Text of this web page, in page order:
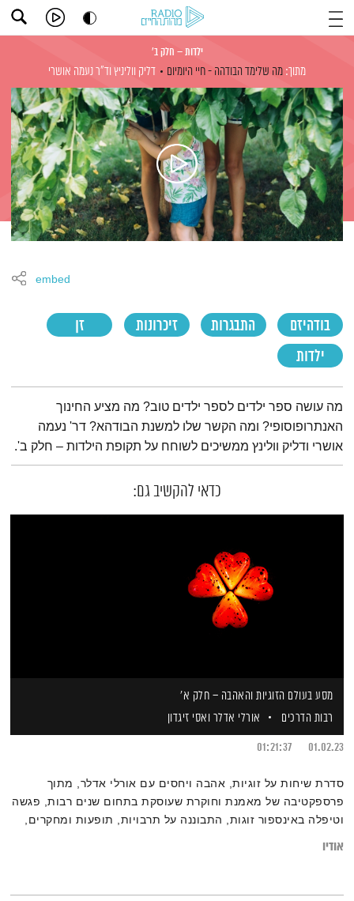
ילדות – חלק ב'
מתוך: מה שלימד הבודהה - חיי היומיום דליק ווליניץ וד"ר נעמה אושרי
בודהיזם התבגרות זיכרונות
זן
ילדות
embed
תמצית הפודקאסט
מה עושה ספר ילדים לספר ילדים טוב? מה מציע החינוך
האנתרופוסופי? ומה הקשר שלו למשנת הבודהא? דר' נעמה
אושרי ודליק וולינץ ממשיכים לשוחח על תקופת הילדות – חלק ב'.
כדאי להקשיב גם:
מסע בעולם הזוגיות והאהבה – חלק א'
רבות הדרכים
אורלי אדלר ואסי זיגדון
01.02.23
01:21:37
סדרת שיחות על זוגיות, אהבה ויחסים עם אורלי אדלר, מתוך
פרספקטיבה של מאמנת וחוקרת שעוסקת בתחום שנים רבות, פגשה
וטיפלה באינספור זוגות, התבוננה על תרבויות, תופעות ומחקרים,
אודיו